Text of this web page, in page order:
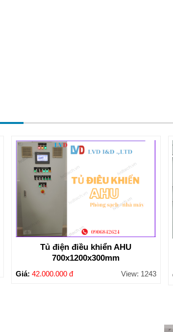
Tủ điện điều khiển AHU
700x1200x300mm
Giá: 42.000.000 đ View: 1243